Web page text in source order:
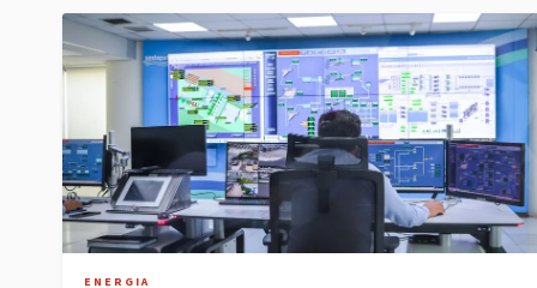
ENERGIA